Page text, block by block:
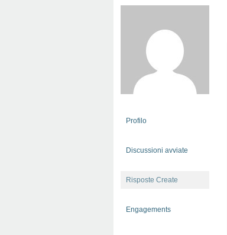
Profilo
Discussioni avviate
Risposte Create
Engagements